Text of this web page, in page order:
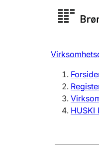
HUSKI